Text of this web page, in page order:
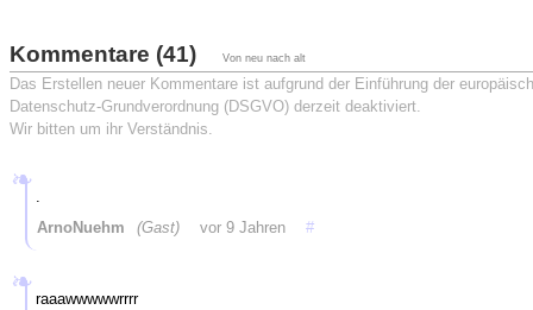
Kommentare (41) Von neu nach alt
Das Erstellen neuer Kommentare ist aufgrund der Einführung der
Datenschutz-Grundverordnung (DSGVO) derzeit deaktiviert.
Wir bitten um ihr Verständnis.
.
ArnoNuehm
(Gast) vor 9 Jahren #
raaawwwwwrrrr